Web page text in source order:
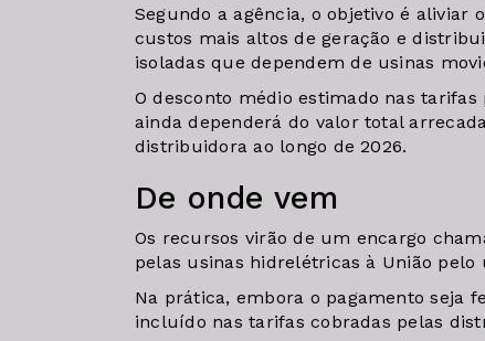
Segundo a agência, o objetivo é aliviar
custos mais altos de geração e
isoladas que dependem de usinas
O desconto médio estimado nas
ainda dependerá do valor total
distribuidora ao longo de 2026.
De onde vem
Os recursos virão de um encargo
pelas usinas hidrelétricas à União
Na prática, embora o pagamento seja
incluído nas tarifas cobradas pelas